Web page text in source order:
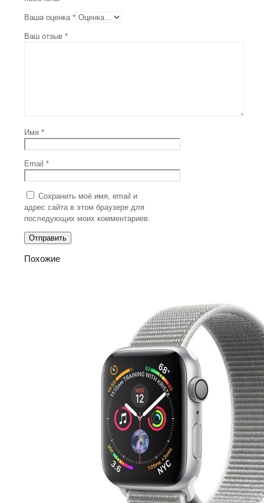
Ваша оценка *
Ваш отзыв *
Имя *
Email *
Сохранить моё имя, email и
адрес сайта в этом браузере для
последующих моих комментариев.
Похожие